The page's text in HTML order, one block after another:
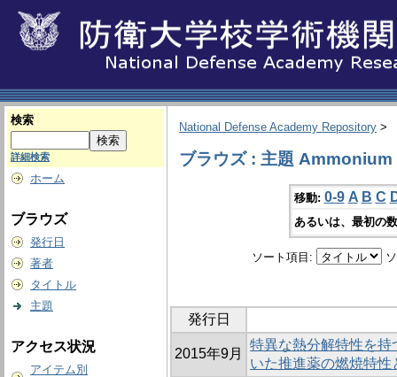
検索
詳細検索
ホーム
ブラウズ
発行日
著者
タイトル
主題
アクセス状況
アイテム別
National Defense Academy Repository >
ブラウズ : 主題
移動: 0-9 A B C
あるいは、最初の
ソート項目:
発行日
2015年9月
特異な熱分解特性を
いた推進薬の燃焼特性